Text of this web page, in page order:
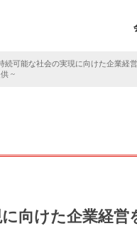
続可能な社会の実現に向けた企業経
~
向けた企業経営